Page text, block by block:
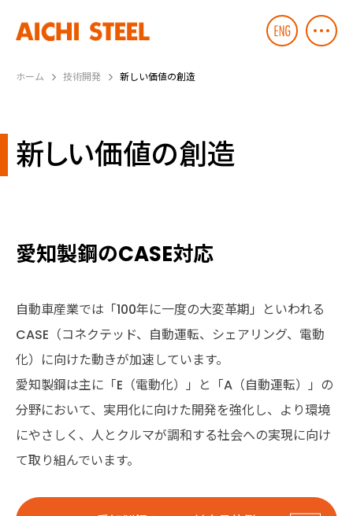
ホーム 技術開発 新しい価値の創造
新しい価値の創造
愛知製鋼のCASE対応
自動車産業では「100年に一度の大変革期」といわれる
CASE（コネクテッド、自動運転、シェアリング、電動
化）に向けた動きが加速しています。
愛知製鋼は主に「E（電動化）」と「A（自動運転）」の
分野において、実用化に向けた開発を強化し、より環境
にやさしく、人とクルマが調和する社会への実現に向け
て取り組んでいます。